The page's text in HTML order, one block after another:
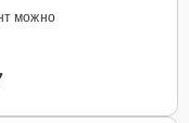
можно